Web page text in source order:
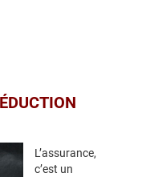
L’assurance,
c’est un